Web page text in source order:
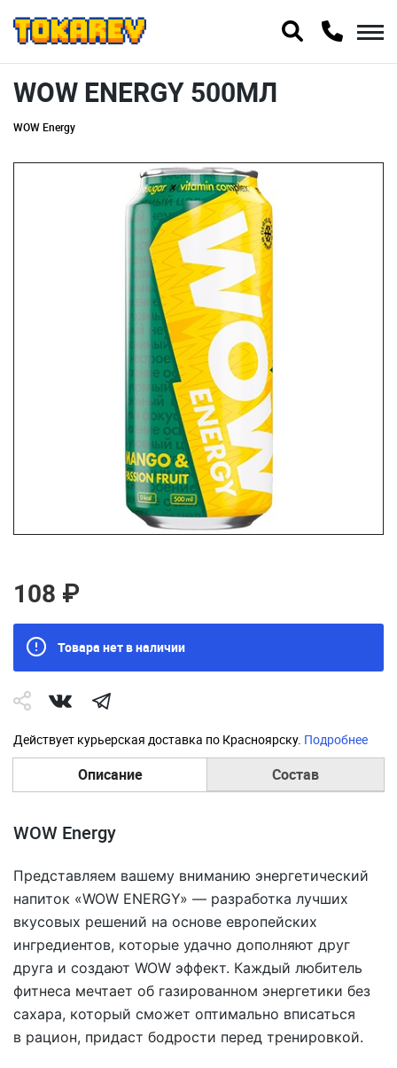
WOW ENERGY 500МЛ
WOW Energy
108 ₽
Товара нет в наличии
Действует курьерская доставка по Красноярску. Подробнее
Описание Состав
WOW Energy
Представляем вашему вниманию энергетический
напиток «WOW ENERGY» — разработка лучших
вкусовых решений на основе европейских
ингредиентов, которые удачно дополняют друг
друга и создают WOW эффект. Каждый любитель
фитнеса мечтает об газированном энергетики без
сахара, который сможет оптимально вписаться
в рацион, придаст бодрости перед тренировкой.